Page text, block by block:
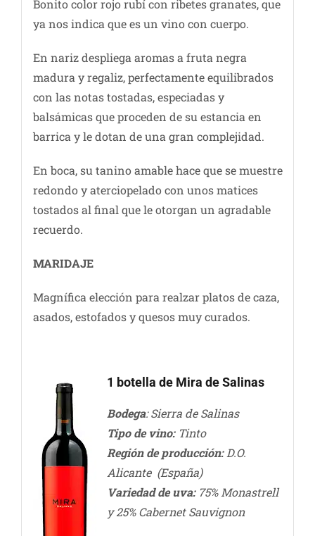
Bonito color rojo rubí con ribetes granates, que
ya nos indica que es un vino con cuerpo.
En nariz despliega aromas a fruta negra
madura y regaliz, perfectamente equilibrados
con las notas tostadas, especiadas y
balsámicas que proceden de su estancia en
barrica y le dotan de una gran complejidad.
En boca, su tanino amable hace que se muestre
redondo y aterciopelado con unos matices
tostados al final que le otorgan un agradable
recuerdo.
MARIDAJE
Magnífica elección para realzar platos de caza,
asados, estofados y quesos muy curados.
1 botella de Mira de Salinas
Bodega: Sierra de Salinas
Tipo de vino:Tinto
Región de producción:D.O.
Alicante (España)
Variedad de uva:75% Monastrell
y 25% Cabernet Sauvignon